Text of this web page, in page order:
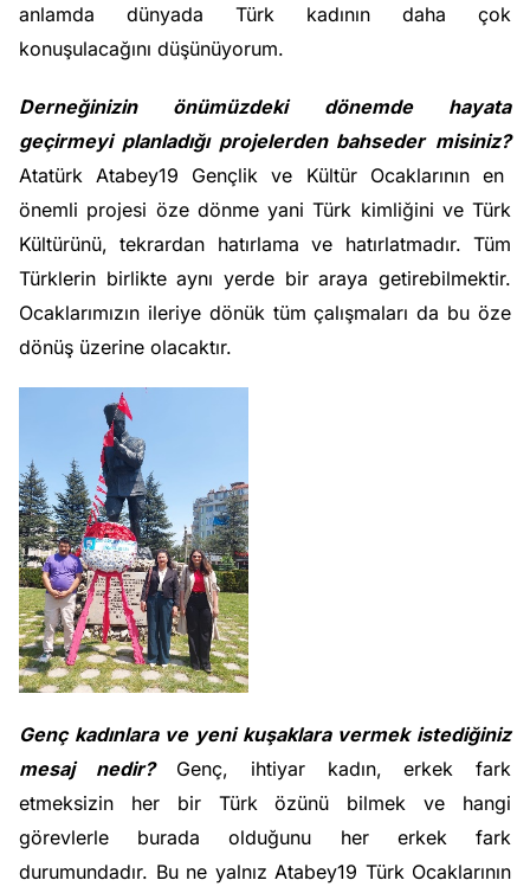
anlamda dünyada Türk kadının daha çok
konuşulacağını düşünüyorum.
Derneğinizin önümüzdeki dönemde hayata
geçirmeyi planladığı projelerden bahseder misiniz?
Atatürk Atabey19 Gençlik ve Kültür Ocaklarının en
önemli projesi öze dönme yani Türk kimliğini ve Türk
Kültürünü, tekrardan hatırlama ve hatırlatmadır. Tüm
Türklerin birlikte aynı yerde bir araya getirebilmektir.
Ocaklarımızın ileriye dönük tüm çalışmaları da bu öze
dönüş üzerine olacaktır.
Genç kadınlara ve yeni kuşaklara vermek istediğiniz
mesaj nedir?Genç, ihtiyar kadın, erkek fark
etmeksizin her bir Türk özünü bilmek ve hangi
görevlerle burada olduğunu her erkek fark
durumundadır. Bu ne yalnız Atabey19 Türk Ocaklarının